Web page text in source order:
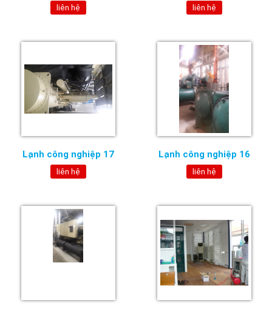
liên hệ liên hệ
Lạnh công nghiệp 17
liên hệ
Lạnh công nghiệp 16
liên hệ